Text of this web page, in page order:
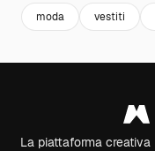
moda vestiti
La piattaforma